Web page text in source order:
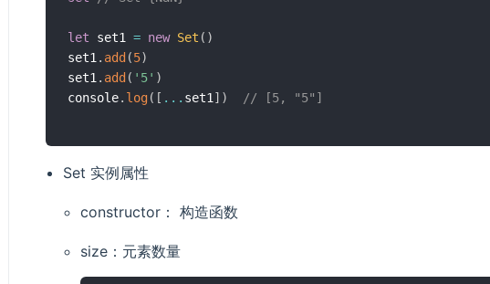
let set1 = new Set ( )
set1 . add (5)
set1 . add ( '5' )
console. log( [ ... set1 ] ) // [5, "5"]
Set 实例属性
constructor： 构造函数
size：元素数量